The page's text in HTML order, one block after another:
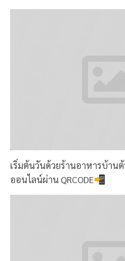
เริ่มต้นวันด้วยร้านอาหารบ้าน
ออนไลน์ผ่าน QRCODE